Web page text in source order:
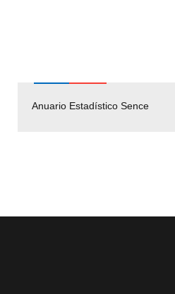
Anuario Estadístico Sence
Solicitud Audiencias y